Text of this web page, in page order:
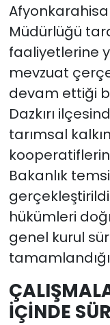
Müdürlüğü
faaliyetlerine
mevzuat
devam ettiği
Dazkırı
tarımsal
Bakanlık
hükümleri
genel kurul
İÇİNDE